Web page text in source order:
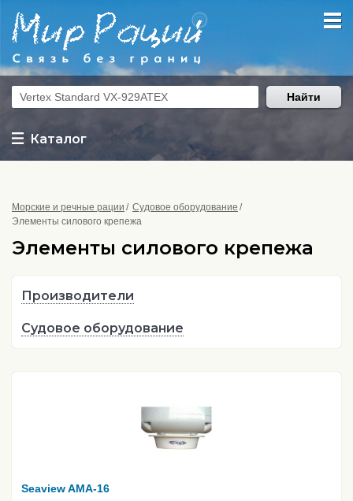
Каталог
Найти
Морские и речные рации
Судовое оборудование
Элементы силового крепежа
Элементы силового крепежа
Производители
Судовое оборудование
Seaview AMA-16